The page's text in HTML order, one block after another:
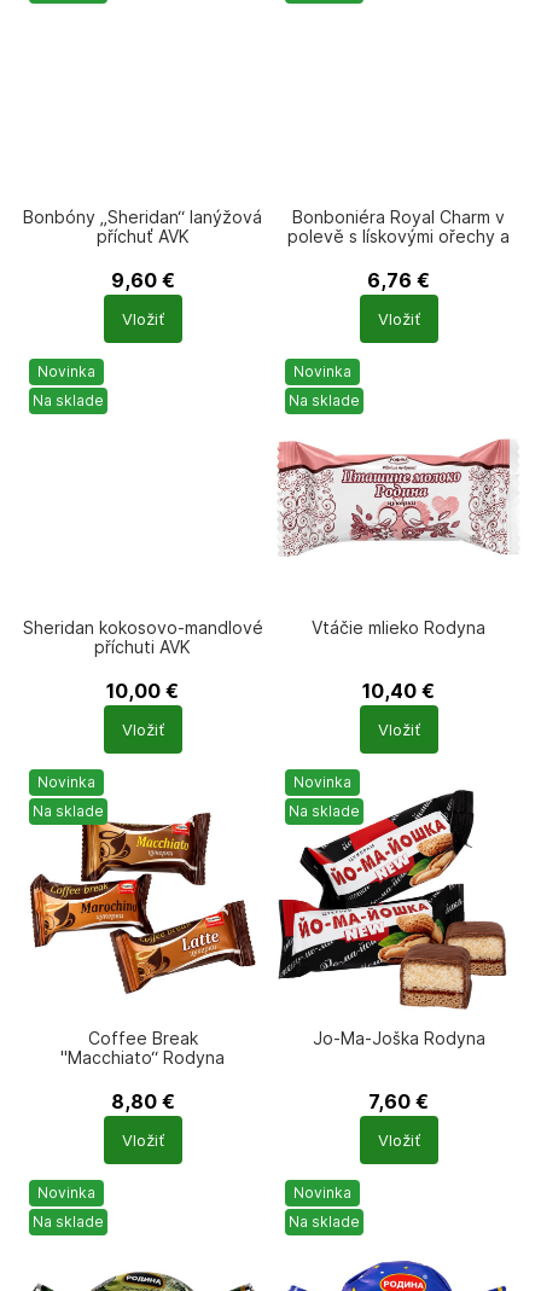
Bonbóny „Sheridan“ lanýžová
příchuť AVK
9,60 €
Počet
produktů
Vložiť
Bonboniéra Royal Charm v
polevě s lískovými ořechy a
6,76 €
Počet
produktů
Vložiť
Novinka
Na sklade
Sheridan kokosovo-mandlové
příchuti AVK
10,00 €
Počet
produktů
Vložiť
Novinka
Na sklade
Vtáčie mlieko Rodyna
10,40 €
Počet
produktů
Vložiť
Novinka
Na sklade
Coffee Break
"Macchiato“ Rodyna
8,80 €
Počet
produktů
Vložiť
Novinka
Na sklade
Jo-Ma-Joška Rodyna
7,60 €
Počet
produktů
Vložiť
Novinka
Na sklade
Novinka
Na sklade